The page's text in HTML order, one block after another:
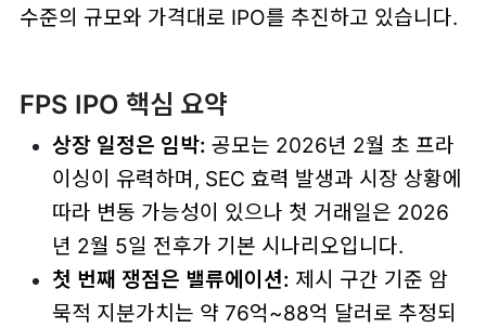
수준의 규모와 가격대로 IPO를 추진하고 있습니다.
FPS IPO 핵심 요약
상장 일정은 임박: 공모는 2026년 2월 초 프라
이싱이 유력하며, SEC 효력 발생과 시장 상황에
따라 변동 가능성이 있으나 첫 거래일은 2026
년 2월 5일 전후가 기본 시나리오입니다.
첫 번째 쟁점은 밸류에이션: 제시 구간 기준 암
묵적 지분가치는 약 76억~88억 달러로 추정되